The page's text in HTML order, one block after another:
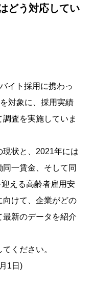
どう対応してい
イト採用に携わっ
対象に、採用実績
査を実施していま
状と、2021年には
一賃金、そして同
える高齢者雇用安
向けて、企業がどの
最新のデータを紹介
ください。
1日)